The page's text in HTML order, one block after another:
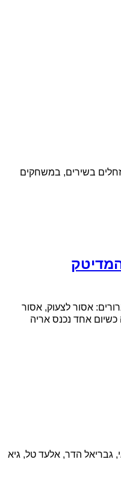
בשירים, במשחקים
אסור לצעוק, אסור
אחד נכנס אריה
גבריאל הדר, אלעד טל, גיא